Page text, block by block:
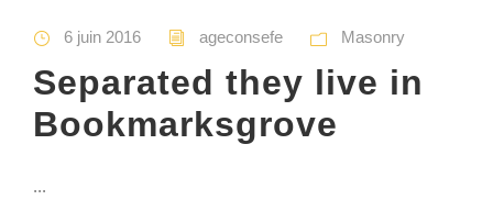
6 juin 2016 ageconsefe Masonry
Separated they live in
Bookmarksgrove
...